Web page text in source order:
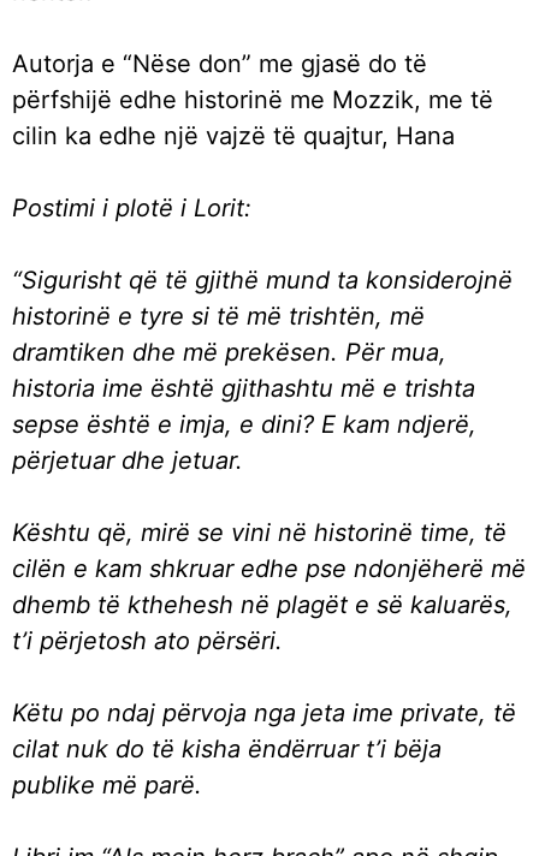
Autorja e “Nëse don” me gjasë do të
përfshijë edhe historinë me Mozzik, me të
cilin ka edhe një vajzë të quajtur, Hana
Postimi i plotë i Lorit:
“Sigurisht që të gjithë mund ta konsiderojnë
historinë e tyre si të më trishtën, më
dramtiken dhe më prekësen. Për mua,
historia ime është gjithashtu më e trishta
sepse është e imja, e dini? E kam ndjerë,
përjetuar dhe jetuar.
Kështu që, mirë se vini në historinë time, të
cilën e kam shkruar edhe pse ndonjëherë më
dhemb të kthehesh në plagët e së kaluarës,
t’i përjetosh ato përsëri.
Këtu po ndaj përvoja nga jeta ime private, të
cilat nuk do të kisha ëndërruar t’i bëja
publike më parë.